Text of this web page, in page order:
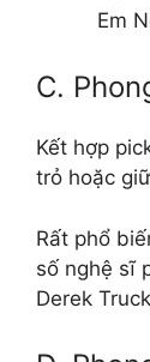
Em
C.
Kết hợp
trỏ hoặc
Rất phổ
số nghệ sĩ
Derek